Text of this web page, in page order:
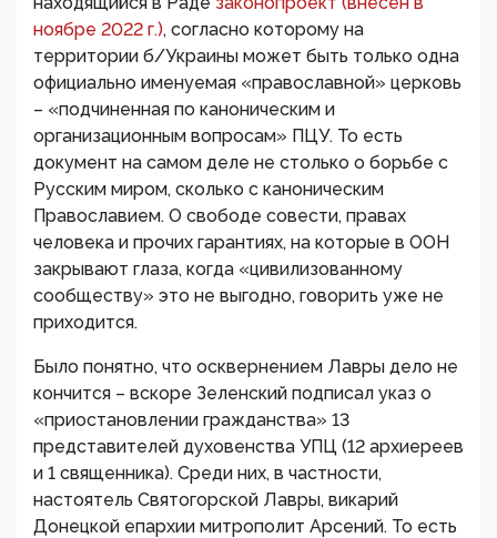
ноябре 2022 г.), согласно которому на
территории б/Украины может быть только одна
официально именуемая «православной» церковь
– «подчиненная по каноническим и
организационным вопросам» ПЦУ. То есть
документ на самом деле не столько о борьбе с
Русским миром, сколько с каноническим
Православием. О свободе совести, правах
человека и прочих гарантиях, на которые в ООН
закрывают глаза, когда «цивилизованному
сообществу» это не выгодно, говорить уже не
приходится.
Было понятно, что осквернением Лавры дело не
кончится – вскоре Зеленский подписал указ о
«приостановлении гражданства» 13
представителей духовенства УПЦ (12 архиереев
и 1 священника). Среди них, в частности,
настоятель Святогорской Лавры, викарий
Донецкой епархии митрополит Арсений. То есть